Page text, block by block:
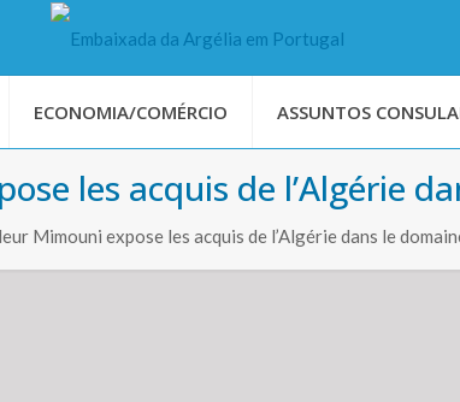
ECONOMIA/COMÉRCIO ASSUNTOS
les acquis de l’Algérie
Mimouni expose les acquis de l’Algérie dans le